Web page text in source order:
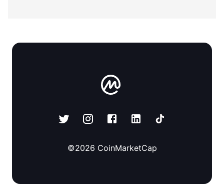
©2026 CoinMarketCap